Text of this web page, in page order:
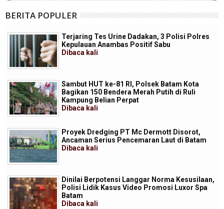
BERITA POPULER
Terjaring Tes Urine Dadakan, 3 Polisi Polres
Kepulauan Anambas Positif Sabu
Dibaca kali
Sambut HUT ke-81 RI, Polsek Batam Kota
Bagikan 150 Bendera Merah Putih di Ruli
Kampung Belian Perpat
Dibaca kali
Proyek Dredging PT Mc Dermott Disorot,
Ancaman Serius Pencemaran Laut di Batam
Dibaca kali
Dinilai Berpotensi Langgar Norma Kesusilaan,
Polisi Lidik Kasus Video Promosi Luxor Spa
Batam
Dibaca kali